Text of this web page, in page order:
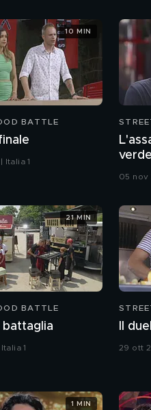
BATTLE
Italia 1
10 MIN
05 nov
BATTLE
battaglia
1
21 MIN
Il
29 ott
1 MIN